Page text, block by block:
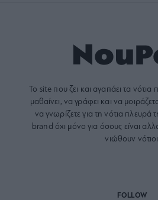
Το site που ζει και αγαπάει τα νότια
μαθαίνει, να γράφει και να
να γνωρίζετε για τη νότια πλευρά
brand όχι μόνο για όσους είναι
νιώθουν
FOLLOW